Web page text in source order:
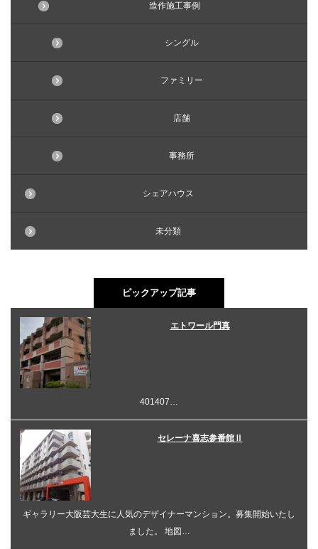
造作施工事例
シングル
ファミリー
店舗
事務所
シェアハウス
未分類
ピックアップ記事
エトワール門真
401407…
セレーナ喜志参番館Ⅱ
ギャラリー大阪芸大生に人気のデザイナーマンション。募集開始いたし
ました。 地図…